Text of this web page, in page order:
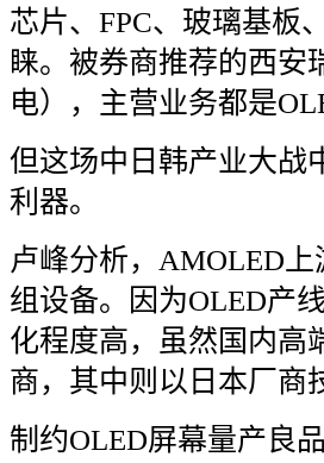
芯片、 FPC、玻璃基板
睐。被券商推荐的西安
电），主营业务都是
但这场中日韩产业大战
利器。
卢峰分析， AMOLED
组设备。因为OLED产
化程度高，虽然国内高
商，其中则以日本厂商
制约OLED屏幕量产良